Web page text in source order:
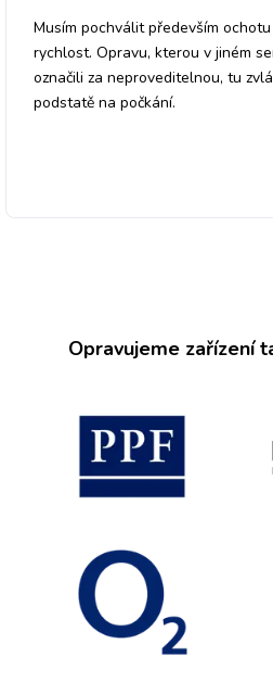
Musím pochválit především
rychlost. Opravu, kterou v jiném
označili za neproveditelnou, tu
podstatě na počkání.
Opravujeme zařízení